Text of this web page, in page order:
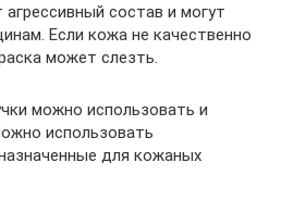
состав и могут
Если кожа не качественно
может слезть.
можно использовать и
использовать
для кожаных